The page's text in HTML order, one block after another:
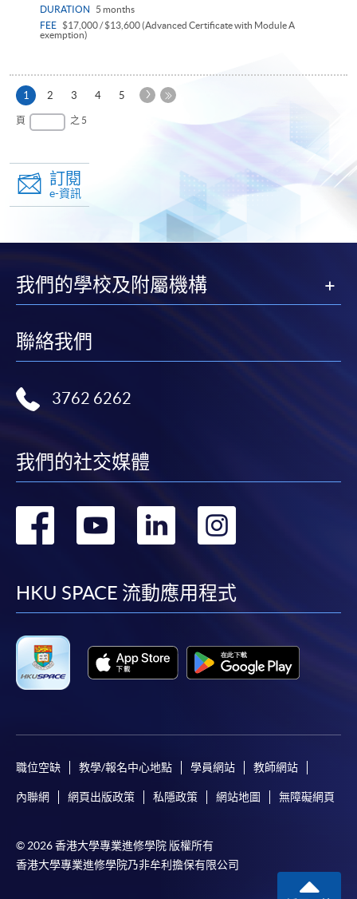
DURATION
5 months
FEE $17,000 / $13,600 (Advanced Certificate with Module A
exemption)
1 本
頁
2 3 4 5
下
頁 之 5
訂閱
e-資訊
我們的學校及附屬機構
聯絡我們
3762 6262
我們的社交媒體
轉
facebook
轉
youtube
轉
linkedin
轉
HKU SPACE 流動應用程式
職位空缺 教學/報名中心地點 學員網站 教師網站
內聯網 網頁出版政策 私隱政策 網站地圖 無障礙網頁
© 2026 香港大學專業進修學院 版權所有
香港大學專業進修學院乃非牟利擔保有限公司